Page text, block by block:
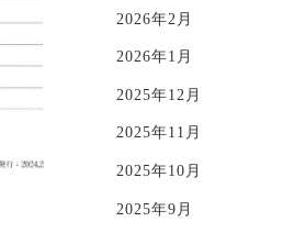
2026年2月
2026年1月
2025年12月
2025年11月
2025年10月
2025年9月